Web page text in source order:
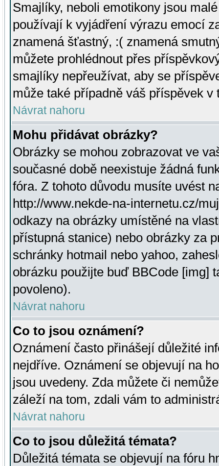
Smajlíky, neboli emotikony jsou
používají k vyjádření výrazu emocí
znamená šťastný, :( znamená
můžete prohlédnout přes
smajlíky nepřeužívat, aby se
může také případně váš příspěvek v
Návrat nahoru
Mohu přidávat obrázky?
Obrázky se mohou zobrazovat ve
současné době neexistuje žádná
fóra. Z tohoto důvodu musíte uvést
http://www.nekde-na-internetu.cz/
odkazy na obrázky umístěné na
přístupná stanice) nebo obrázky za
schránky hotmail nebo yahoo,
obrázku použijte buď BBCode [img]
povoleno).
Návrat nahoru
Co to jsou oznámení?
Oznámení často přinášejí důležité
nejdříve. Oznámení se objevují na
jsou uvedeny. Zda můžete či
záleží na tom, zdali vám to
Návrat nahoru
Co to jsou důležitá témata?
Důležitá témata se objevují na fóru